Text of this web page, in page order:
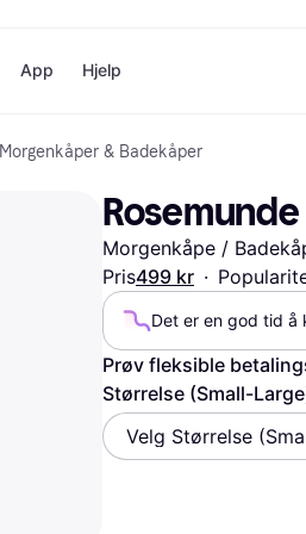
Betalingsmetoder
Betal nå
Betal i 3 deler
Betal innen 30 dager
Finansiering
Utforsk
Inviter en
Butikker
Booking.com
Farmasiet
kicks.no
Norwegian
Butikkoversikt
Handle og
Skjønnhet &
Klær &
Leker &
Hjem &
Lyd & Bilde
Sport & Fritid
Data
Bygg &
App Hjelp
Morgenkåper & Badekåper
Morgenkåpe /
Pris499 kr ·
Det er en god tid å
Prøv fleksible
Størrelse (Small-
Velg Størrelse